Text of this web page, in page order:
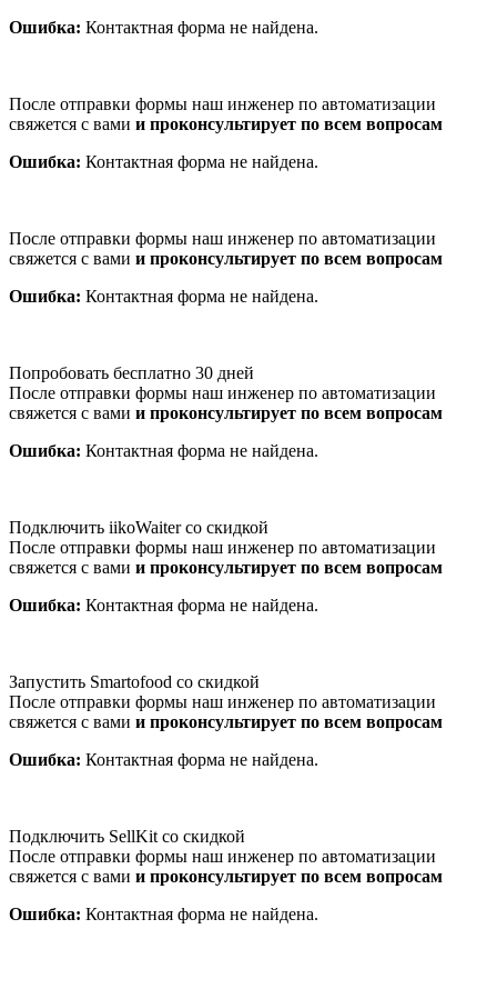
Ошибка: Контактная форма не найдена.
После отправки формы наш инженер по автоматизации
свяжется с вами и проконсультирует по всем вопросам
Ошибка: Контактная форма не найдена.
После отправки формы наш инженер по автоматизации
свяжется с вами и проконсультирует по всем вопросам
Ошибка: Контактная форма не найдена.
Попробовать бесплатно 30 дней
После отправки формы наш инженер по автоматизации
свяжется с вами и проконсультирует по всем вопросам
Ошибка: Контактная форма не найдена.
Подключить iikoWaiter со скидкой
После отправки формы наш инженер по автоматизации
свяжется с вами и проконсультирует по всем вопросам
Ошибка: Контактная форма не найдена.
Запустить Smartofood со скидкой
После отправки формы наш инженер по автоматизации
свяжется с вами и проконсультирует по всем вопросам
Ошибка: Контактная форма не найдена.
Подключить SellKit со скидкой
После отправки формы наш инженер по автоматизации
свяжется с вами и проконсультирует по всем вопросам
Ошибка: Контактная форма не найдена.